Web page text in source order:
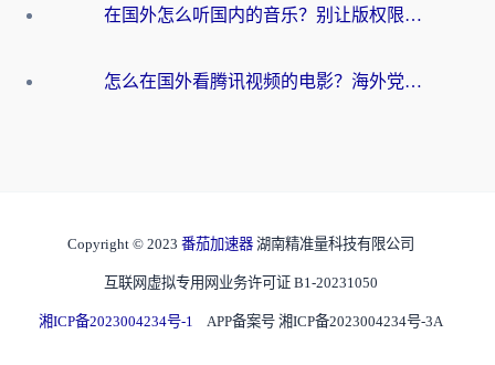
在国外怎么听国内的音乐？别让版权限制断了你的华语歌单
怎么在国外看腾讯视频的电影？海外党亲测有效的回国加速指南
Copyright © 2023 番茄加速器 湖南精准量科技有限公司
互联网虚拟专用网业务许可证 B1-20231050
湘ICP备2023004234号-1 APP备案号 湘ICP备2023004234号-3A